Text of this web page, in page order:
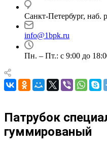
Санкт-Петербург, наб.
info@1bpk.ru
Пн. – Пт.: с 9:00 до
Патрубок
гуммированый